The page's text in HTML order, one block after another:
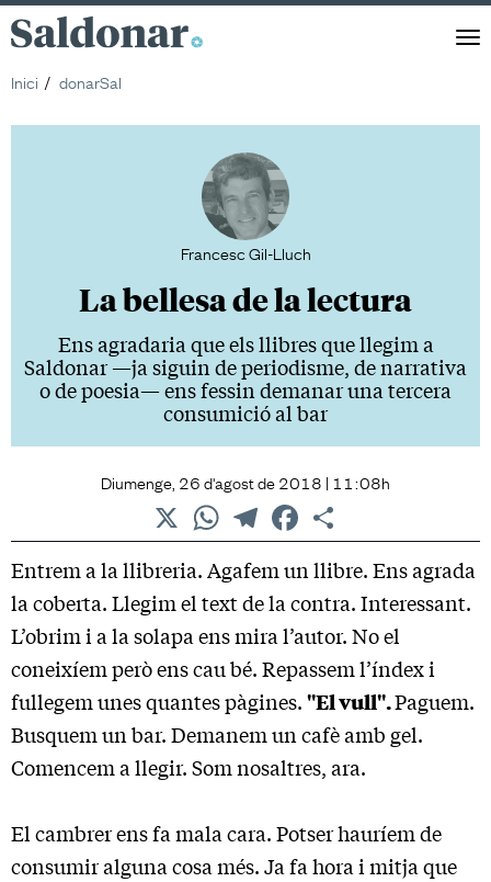
Saldonar
Inici
donarSal
Francesc Gil-Lluch
La bellesa de la lectura
Ens agradaria que els llibres que llegim a
Saldonar —ja siguin de periodisme, de narrativa
o de poesia— ens fessin demanar una tercera
consumició al bar
Diumenge, 26 d'agost de 2018 | 11:08h
WhatsAppTelegramFacebook
Entrem a la llibreria. Agafem un llibre. Ens agrada
la coberta. Llegim el text de la contra. Interessant.
L’obrim i a la solapa ens mira l’autor. No el
coneixíem però ens cau bé. Repassem l’índex i
fullegem unes quantes pàgines."El vull".Paguem.
Busquem un bar. Demanem un cafè amb gel.
Comencem a llegir. Som nosaltres, ara.
El cambrer ens fa mala cara. Potser hauríem de
consumir alguna cosa més. Ja fa hora i mitja que